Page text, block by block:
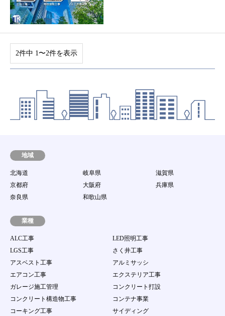
2件中 1〜2件を表示
地域
北海道 岐阜県
滋賀県
京都府
大阪府
兵庫県
奈良県
和歌山県
業種
ALC工事
LED照明工事
LGS工事
さく井工事
アスベスト工事
アルミサッシ
エアコン工事
エクステリア工事
ガレージ施工管理
コンクリート打設
コンクリート構造物工事
コンテナ事業
コーキング工事
サイディング